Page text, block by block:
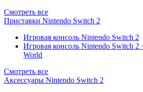
Смотреть все
Приставки Nintendo Switch 2
Игровая консоль Nintendo Switch 2
Игровая консоль Nintendo Switch 2
World
Смотреть все
Аксессуары Nintendo Switch 2